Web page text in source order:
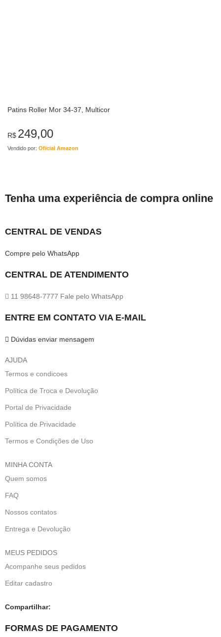
Patins Roller Mor 34-37, Multicor
R$ 249,00
Vendido por: Oficial Amazon
Tenha uma experiência de compra online
CENTRAL DE VENDAS
Compre pelo WhatsApp
CENTRAL DE ATENDIMENTO
11 98648-7777 Fale pelo WhatsApp
ENTRE EM CONTATO VIA E-MAIL
Dúvidas enviar mensagem
AJUDA
Termos e condicoes
Política de Troca e Devolução
Portal de Privacidade
Política de Privacidade
Termos e Condições de Uso
MINHA CONTA
Quem somos
FAQ
Nossos contatos
Entrega e Devolução
MEUS PEDIDOS
Acompanhe seus pedidos
Editar cadastro
Compartilhar:
FORMAS DE PAGAMENTO